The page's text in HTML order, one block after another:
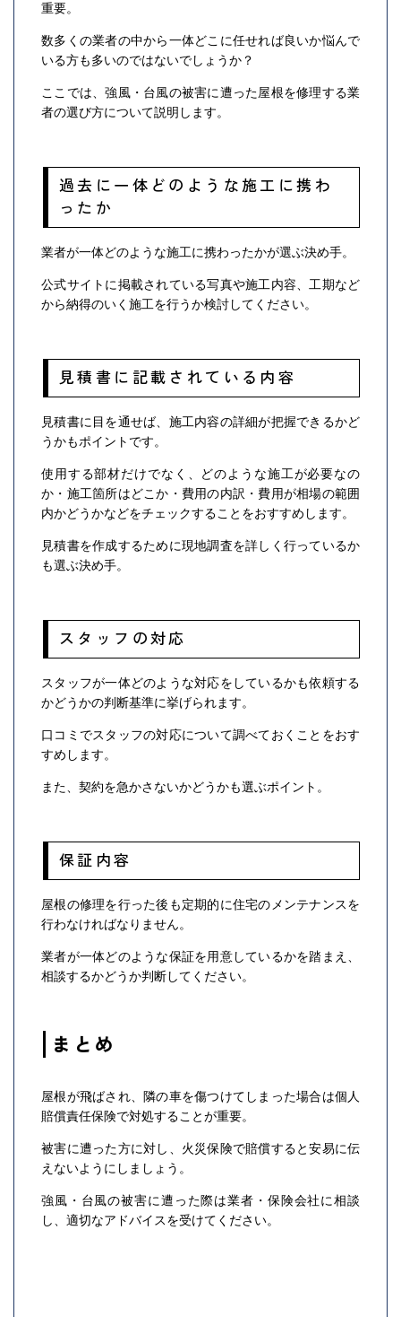
重要。
数多くの業者の中から一体どこに任せれば良いか悩んで
いる方も多いのではないでしょうか？
ここでは、強風・台風の被害に遭った屋根を修理する業
者の選び方について説明します。
過去に一体どのような施工に携わ
ったか
業者が一体どのような施工に携わったかが選ぶ決め手。
公式サイトに掲載されている写真や施工内容、工期など
から納得のいく施工を行うか検討してください。
見積書に記載されている内容
見積書に目を通せば、施工内容の詳細が把握できるかど
うかもポイントです。
使用する部材だけでなく、どのような施工が必要なの
か・施工箇所はどこか・費用の内訳・費用が相場の範囲
内かどうかなどをチェックすることをおすすめします。
見積書を作成するために現地調査を詳しく行っているか
も選ぶ決め手。
スタッフの対応
スタッフが一体どのような対応をしているかも依頼する
かどうかの判断基準に挙げられます。
口コミでスタッフの対応について調べておくことをおす
すめします。
また、契約を急かさないかどうかも選ぶポイント。
保証内容
屋根の修理を行った後も定期的に住宅のメンテナンスを
行わなければなりません。
業者が一体どのような保証を用意しているかを踏まえ、
相談するかどうか判断してください。
まとめ
屋根が飛ばされ、隣の車を傷つけてしまった場合は個人
賠償責任保険で対処することが重要。
被害に遭った方に対し、火災保険で賠償すると安易に伝
えないようにしましょう。
強風・台風の被害に遭った際は業者・保険会社に相談
し、適切なアドバイスを受けてください。